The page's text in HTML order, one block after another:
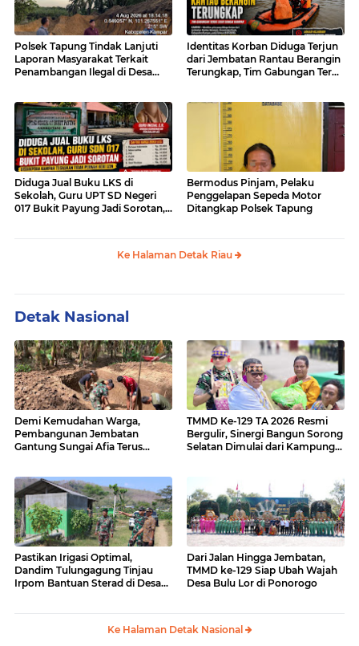
Polsek Tapung Tindak Lanjuti
Laporan Masyarakat Terkait
Penambangan Ilegal di Desa
Identitas Korban Diduga Terjun
dari Jembatan Rantau Berangin
Terungkap, Tim Gabungan Terus
Diduga Jual Buku LKS di
Sekolah, Guru UPT SD Negeri
017 Bukit Payung Jadi Sorotan,
Bermodus Pinjam, Pelaku
Penggelapan Sepeda Motor
Ditangkap Polsek Tapung
Ke Halaman Detak Riau
Detak Nasional
Demi Kemudahan Warga,
Pembangunan Jembatan
Gantung Sungai Afia Terus
TMMD Ke-129 TA 2026 Resmi
Bergulir, Sinergi Bangun Sorong
Selatan Dimulai dari Kampung
Pastikan Irigasi Optimal,
Dandim Tulungagung Tinjau
Irpom Bantuan Sterad di Desa
Dari Jalan Hingga Jembatan,
TMMD ke-129 Siap Ubah Wajah
Desa Bulu Lor di Ponorogo
Ke Halaman Detak Nasional